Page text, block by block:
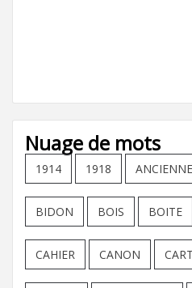
Nuage de mots
1914 1918 ANCIENNE
BIDON BOIS BOITE
CAHIER CANON